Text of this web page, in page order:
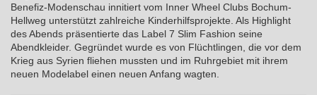
Benefiz-Modenschau innitiert vom Inner Wheel Clubs Bochum-
Hellweg unterstützt zahlreiche Kinderhilfsprojekte. Als Highlight
des Abends präsentierte das Label 7 Slim Fashion seine
Abendkleider. Gegründet wurde es von Flüchtlingen, die vor dem
Krieg aus Syrien fliehen mussten und im Ruhrgebiet mit ihrem
neuen Modelabel einen neuen Anfang wagten.